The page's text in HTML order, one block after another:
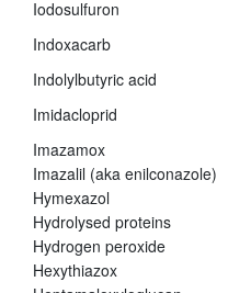
Iodosulfuron
Indoxacarb
Indolylbutyric acid
Imidacloprid
Imazamox
Imazalil (aka enilconazole)
Hymexazol
Hydrolysed proteins
Hydrogen peroxide
Hexythiazox